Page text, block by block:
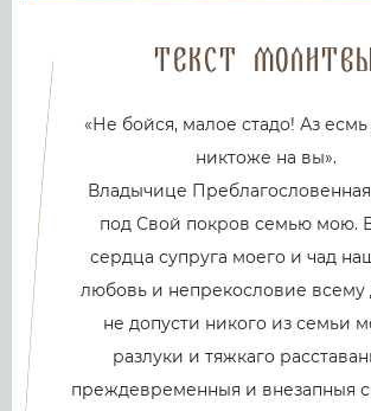
Текст
«Не бойся, малое стадо! Аз
никтоже на вы».
Владычице
под Свой покров семью мою.
сердца супруга моего и чад
любовь и непрекословие всему
не допусти никого из семьи
разлуки и тяжкаго
преждевременныя и внезапныя